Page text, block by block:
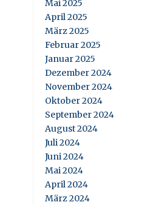
Mai 2025
April 2025
März 2025
Februar 2025
Januar 2025
Dezember 2024
November 2024
Oktober 2024
September 2024
August 2024
Juli 2024
Juni 2024
Mai 2024
April 2024
März 2024